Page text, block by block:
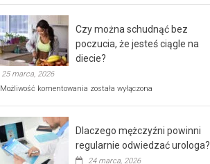
bezpłatna
akcja
profilaktyczna
w
już
kwietnia!
Czy można schudnąć bez
poczucia, że jesteś ciągle na
diecie?
25 marca, 2026
Możliwość komentowania Czy
poczucia,
że
została wyłączona
Dlaczego mężczyźni powinni
regularnie odwiedzać urologa?
24 marca, 2026